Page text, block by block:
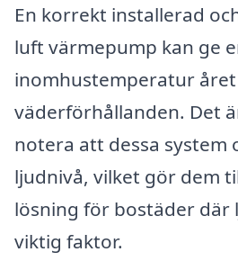
En korrekt installerad
luft värmepump kan ge
inomhustemperatur
väderförhållanden. Det
notera att dessa system
ljudnivå, vilket gör dem
lösning för bostäder där
viktig faktor.